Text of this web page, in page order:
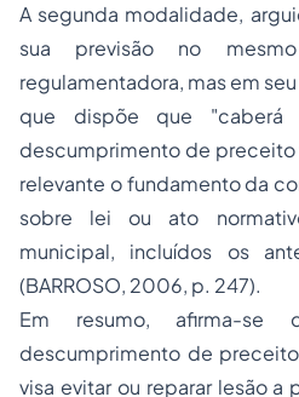
A segunda modalidade,
sua previsão no
regulamentadora, mas em
que dispõe que "caberá
descumprimento de
relevante o fundamento da
sobre lei ou ato
municipal, incluídos os
(BARROSO, 2006, p. 247).
Em resumo, afirma-
descumprimento de
visa evitar ou reparar lesão